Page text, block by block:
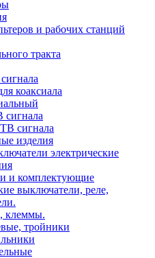
и рабочих станций
тракта
коаксиала
сигнала
сигнала
изделия
электрические
и комплектующие
выключатели, реле,
клеммы.
тройники